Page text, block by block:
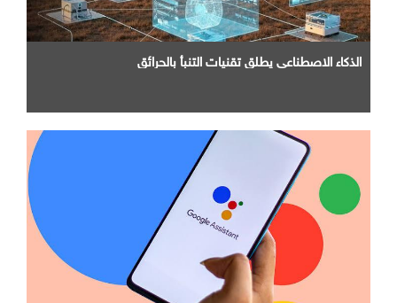
الذكاء الاصطناعي يطلق تقنيات التنبأ بالحرائق